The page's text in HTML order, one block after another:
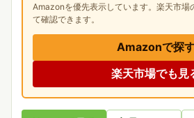
Amazonを優先表示しています。楽天市場
て確認できます。
Amazonで探
楽天市場でも見